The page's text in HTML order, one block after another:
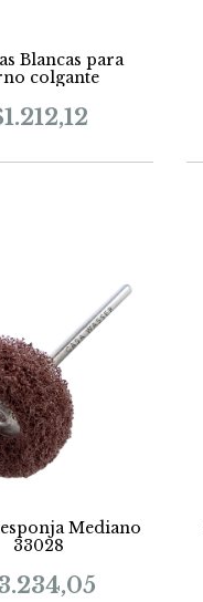
Blancas para
colgante
Mediano
33028